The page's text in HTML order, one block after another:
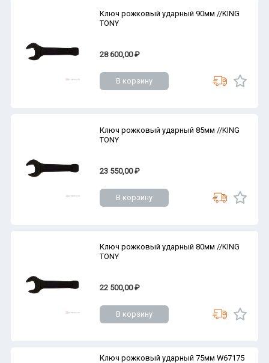
Ключ рожковый ударный 90мм //KING
TONY
28 600,00 ₽
В корзину
Ключ рожковый ударный 85мм //KING
TONY
23 550,00 ₽
В корзину
Ключ рожковый ударный 80мм //KING
TONY
22 500,00 ₽
В корзину
Ключ рожковый ударный 75мм W67175